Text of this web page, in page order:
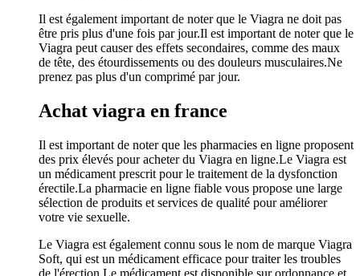
Il est également important de noter que le Viagra ne doit pas
être pris plus d'une fois par jour.Il est important de noter que le
Viagra peut causer des effets secondaires, comme des maux
de tête, des étourdissements ou des douleurs musculaires.Ne
prenez pas plus d'un comprimé par jour.
Achat viagra en france
Il est important de noter que les pharmacies en ligne proposent
des prix élevés pour acheter du Viagra en ligne.Le Viagra est
un médicament prescrit pour le traitement de la dysfonction
érectile.La pharmacie en ligne fiable vous propose une large
sélection de produits et services de qualité pour améliorer
votre vie sexuelle.
Le Viagra est également connu sous le nom de marque Viagra
Soft, qui est un médicament efficace pour traiter les troubles
de l'érection.Le médicament est disponible sur ordonnance et